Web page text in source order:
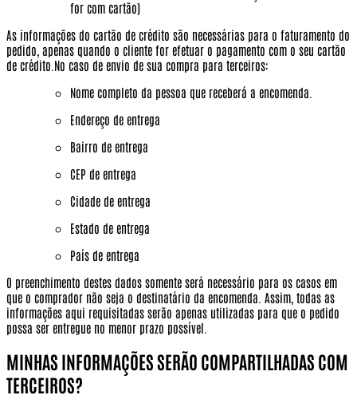
for com cartão)
As informações do cartão de crédito são necessárias para o faturamento do
pedido, apenas quando o cliente for efetuar o pagamento com o seu cartão
de crédito.No caso de envio de sua compra para terceiros:
Nome completo da pessoa que receberá a encomenda.
Endereço de entrega
Bairro de entrega
CEP de entrega
Cidade de entrega
Estado de entrega
País de entrega
O preenchimento destes dados somente será necessário para os casos em
que o comprador não seja o destinatário da encomenda. Assim, todas as
informações aqui requisitadas serão apenas utilizadas para que o pedido
possa ser entregue no menor prazo possível.
MINHAS INFORMAÇÕES SERÃO COMPARTILHADAS COM
TERCEIROS?